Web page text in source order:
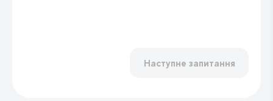
Наступне запитання